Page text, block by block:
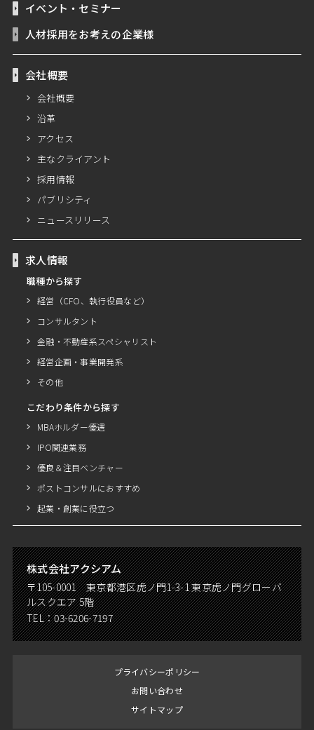
イベント・セミナー
人材採用をお考えの企業様
会社概要
会社概要
沿革
アクセス
主なクライアント
採用情報
パブリシティ
ニュースリリース
求人情報
職種から探す
経営（CFO、執行役員など）
コンサルタント
金融・不動産系スペシャリスト
経営企画・事業開発系
その他
こだわり条件から探す
MBAホルダー優遇
IPO関連業務
優良＆注目ベンチャー
ポストコンサルにおすすめ
起業・創業に役立つ
株式会社アクシアム
〒105-0001 東京都港区虎ノ門1-3-1 東京虎ノ門グローバ
ルスクエア 5階
TEL：03-6206-7197
プライバシーポリシー
お問い合わせ
サイトマップ